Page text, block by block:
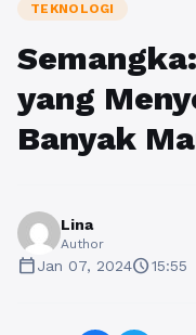
TEKNOLOGI
yang
Banyak
Lina
Author
calendar_todayJan 07, 2024schedule15:55